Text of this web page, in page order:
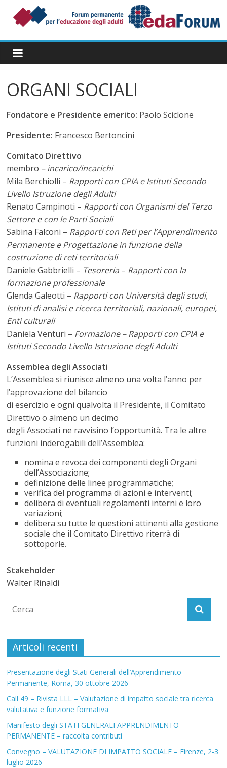
contenuto
Permanente
per
degli
Adulti
ORGANI SOCIALI
Fondatore e Presidente emerito: Paolo Sciclone
Presidente: Francesco Bertoncini
Comitato Direttivo
membro – incarico/incarichi
Mila Berchiolli – Rapporti con CPIA e Istituti Secondo
Livello Istruzione degli Adulti
Renato Campinoti – Rapporti con Organismi del Terzo
Settore e con le Parti Sociali
Sabina Falconi – Rapporti con Reti per l’Apprendimento
Permanente e Progettazione in funzione della
costruzione di reti territoriali
Daniele Gabbrielli – Tesoreria – Rapporti con la
formazione professionale
Glenda Galeotti – Rapporti con Università degli studi,
Istituti di analisi e ricerca territoriali, nazionali, europei,
Enti culturali
Daniela Venturi – Formazione – Rapporti con CPIA e
Istituti Secondo Livello Istruzione degli Adulti
Assemblea degli Associati
L’Assemblea si riunisce almeno una volta l’anno per
l’approvazione del bilancio
di esercizio e ogni qualvolta il Presidente, il Comitato
Direttivo o almeno un decimo
degli Associati ne ravvisino l’opportunità. Tra le altre
funzioni inderogabili dell’Assemblea:
nomina e revoca dei componenti degli Organi
dell’Associazione;
definizione delle linee programmatiche;
verifica del programma di azioni e interventi;
delibera di eventuali regolamenti interni e loro
variazioni;
delibera su tutte le questioni attinenti alla gestione
sociale che il Comitato Direttivo riterrà di
sottoporle.
Stakeholder
Walter Rinaldi
Articoli recenti
Presentazione degli Stati Generali dell’Apprendimento
Permanente, Roma, 30 ottobre 2026
Call 49 – Rivista LLL – Valutazione di impatto sociale tra ricerca
valutativa e funzione formativa
Manifesto degli STATI GENERALI APPRENDIMENTO
PERMANENTE – raccolta contributi
Convegno – VALUTAZIONE DI IMPATTO SOCIALE – Firenze, 2-3
luglio 2026